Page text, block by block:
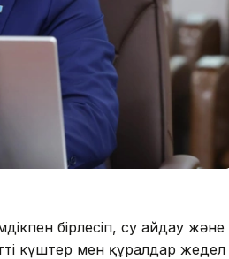
бірлесіп, су айдау және
күштер мен құралдар жедел